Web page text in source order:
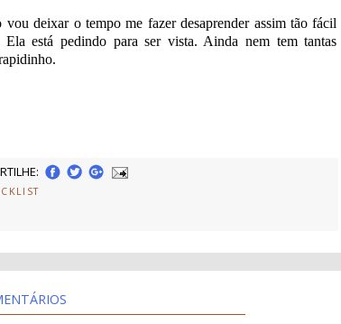
vou deixar o tempo me fazer desaprender assim tão fácil
Ela está pedindo para ser vista. Ainda nem tem tantas